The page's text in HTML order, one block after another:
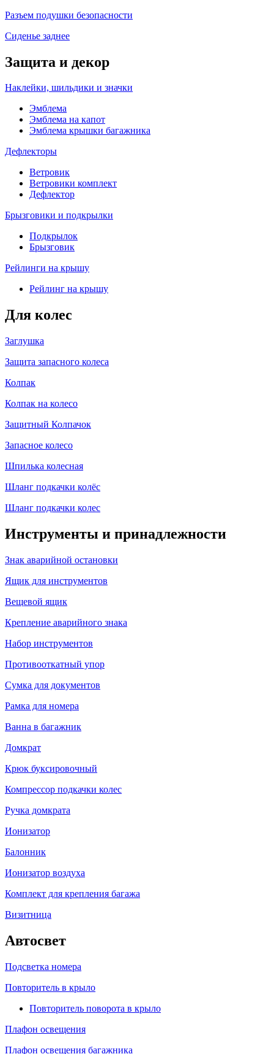
Разъем подушки безопасности
Сиденье заднее
Защита и декор
Наклейки, шильдики и значки
Эмблема
Эмблема на капот
Эмблема крышки багажника
Дефлекторы
Ветровик
Ветровики комплект
Дефлектор
Брызговики и подкрылки
Подкрылок
Брызговик
Рейлинги на крышу
Рейлинг на крышу
Для колес
Заглушка
Защита запасного колеса
Колпак
Колпак на колесо
Защитный Колпачок
Запасное колесо
Шпилька колесная
Шланг подкачки колёс
Шланг подкачки колес
Инструменты и принадлежности
Знак аварийной остановки
Ящик для инструментов
Вещевой ящик
Крепление аварийного знака
Набор инструментов
Противооткатный упор
Сумка для документов
Рамка для номера
Ванна в багажник
Домкрат
Крюк буксировочный
Компрессор подкачки колес
Ручка домкрата
Ионизатор
Балонник
Ионизатор воздуха
Комплект для крепления багажа
Визитница
Автосвет
Подсветка номера
Повторитель в крыло
Повторитель поворота в крыло
Плафон освещения
Плафон освещения багажника